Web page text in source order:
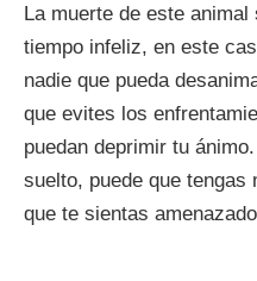
La muerte de este
tiempo infeliz, en este
nadie que pueda
que evites los
puedan deprimir tu
suelto, puede que tengas
que te sientas